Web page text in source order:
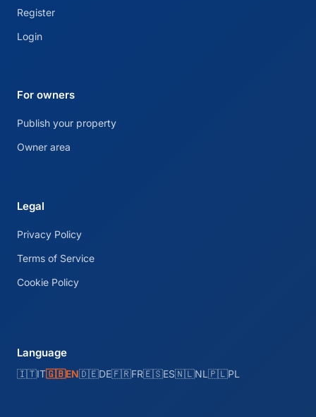
Register
Login
For owners
Publish your property
Owner area
Legal
Privacy Policy
Terms of Service
Cookie Policy
Language
🇮🇹IT🇬🇧EN🇩🇪DE🇫🇷FR🇪🇸ES🇳🇱NL🇵🇱PL